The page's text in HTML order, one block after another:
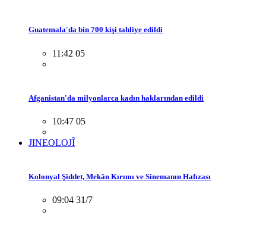
Guatemala'da bin 700 kişi tahliye edildi
11:42 05
Afganistan'da milyonlarca kadın haklarından edildi
10:47 05
JINEOLOJÎ
Kolonyal Şiddet, Mekân Kırımı ve Sinemanın Hafızası
09:04 31/7